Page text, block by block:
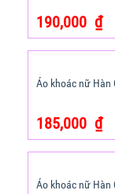
190,000 ₫
Áo khoác nữ Hàn
185,000 ₫
Áo khoác nữ Hàn